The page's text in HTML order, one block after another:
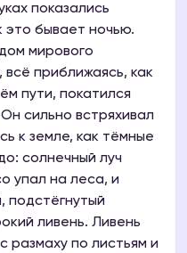
показались
это бывает ночью.
мирового
приближаясь, как
пути, покатился
сильно встряхивал
к земле, как тёмные
солнечный луч
упал на леса, и
подстёгнутый
ливень. Ливень
размаху по листьям и